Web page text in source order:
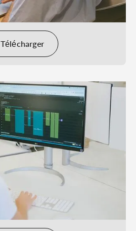
Télécharger